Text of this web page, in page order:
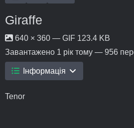
Giraffe
640 × 360 — GIF 123.4 KB
Завантажено 1 рік тому — 956
Інформація
Tenor